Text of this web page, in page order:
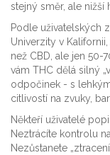
stejný směr, ale nižší
Podle uživatelských
Univerzity v
než CBD, ale jen 50-
vám THC dělá silný
odpočinek - s
citlivostí na zvuky,
Někteří uživatelé
Neztrácíte kontrolu
Nezůstanete